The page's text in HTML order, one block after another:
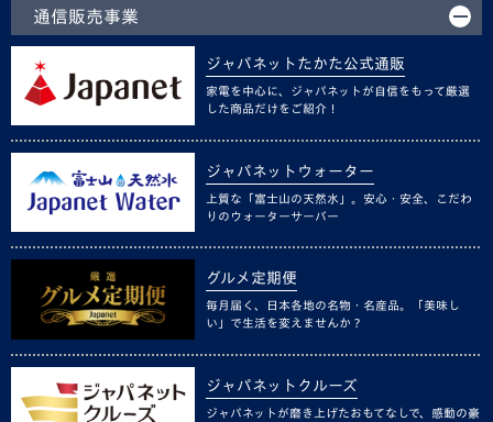
通信販売事業
ジャパネットたかた公式通販
家電を中心に、ジャパネットが自信をもって厳選
した商品だけをご紹介！
ジャパネットウォーター
上質な「富士山の天然水」。安心・安全、こだわ
りのウォーターサーバー
グルメ定期便
毎月届く、日本各地の名物・名産品。「美味し
い」で生活を変えませんか？
ジャパネットクルーズ
ジャパネットが磨き上げたおもてなしで、感動の豪